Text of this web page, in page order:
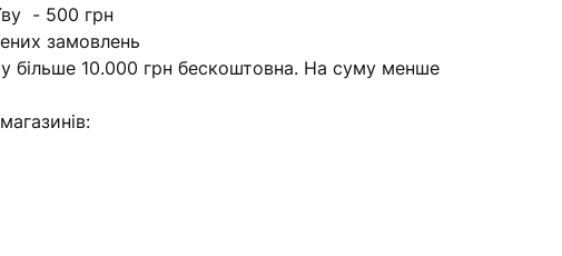
- 500 грн
замовлень
більше 10.000 грн бескоштовна. На суму менше